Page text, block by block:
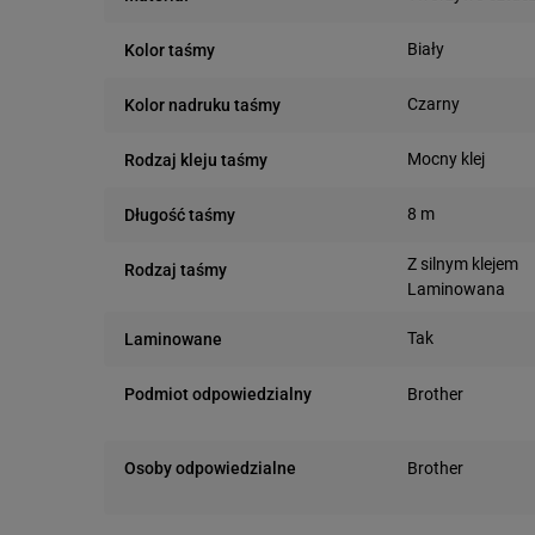
Kolor taśmy Biały
Kolor nadruku taśmy Czarny
Rodzaj kleju taśmy Mocny klej
Długość taśmy 8 m
Rodzaj taśmy
Z silnym klejem
Laminowana
Laminowane Tak
Podmiot odpowiedzialny
Brother
Osoby odpowiedzialne
Brother